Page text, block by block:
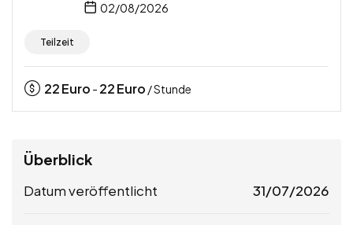
02/08/2026
Teilzeit
22Euro - 22Euro / Stunde
Überblick
Datum veröffentlicht 31/07/2026